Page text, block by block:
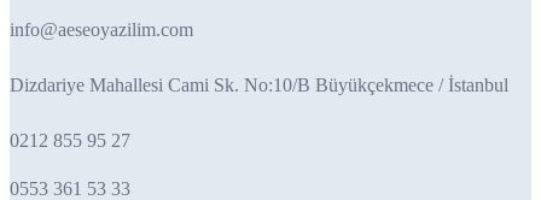
info@aeseoyazilim.com
Dizdariye Mahallesi Cami Sk. No:10/B Büyükçekmece / İstanbul
0212 855 95 27
0553 361 53 33